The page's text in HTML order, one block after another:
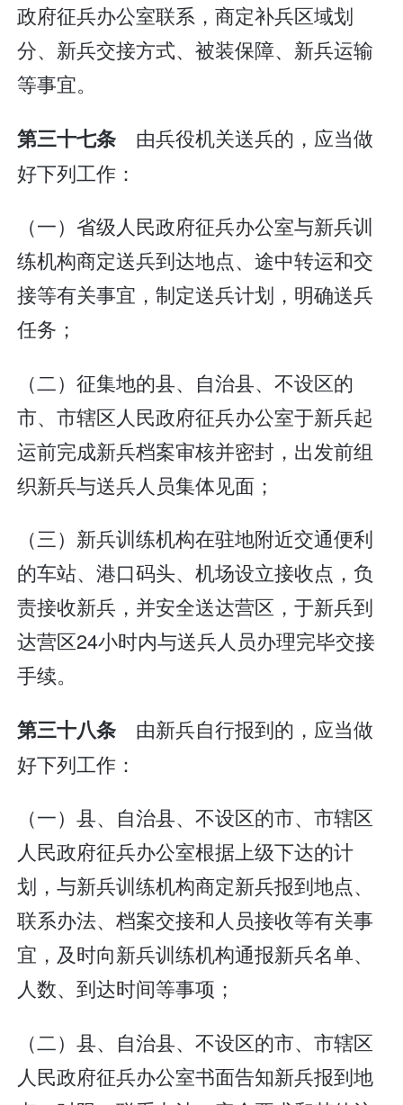
政府征兵办公室联系，商定补兵区域划
分、新兵交接方式、被装保障、新兵运输
等事宜。
第三十七条 由兵役机关送兵的，应当做
好下列工作：
（一）省级人民政府征兵办公室与新兵训
练机构商定送兵到达地点、途中转运和交
接等有关事宜，制定送兵计划，明确送兵
任务；
（二）征集地的县、自治县、不设区的
市、市辖区人民政府征兵办公室于新兵起
运前完成新兵档案审核并密封，出发前组
织新兵与送兵人员集体见面；
（三）新兵训练机构在驻地附近交通便利
的车站、港口码头、机场设立接收点，负
责接收新兵，并安全送达营区，于新兵到
达营区24小时内与送兵人员办理完毕交接
手续。
第三十八条 由新兵自行报到的，应当做
好下列工作：
（一）县、自治县、不设区的市、市辖区
人民政府征兵办公室根据上级下达的计
划，与新兵训练机构商定新兵报到地点、
联系办法、档案交接和人员接收等有关事
宜，及时向新兵训练机构通报新兵名单、
人数、到达时间等事项；
（二）县、自治县、不设区的市、市辖区
人民政府征兵办公室书面告知新兵报到地